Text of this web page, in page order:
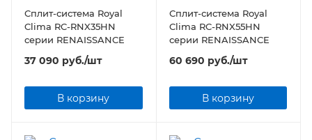
Сплит-система Royal
Clima RC-RNX35HN
серии RENAISSANCE
37 090 руб./шт
В корзину
Сплит-система Royal
Clima RC-RNX55HN
серии RENAISSANCE
60 690 руб./шт
В корзину